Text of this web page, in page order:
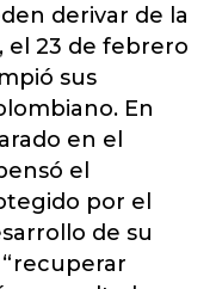
derivar de la
el 23 de febrero
sus
En
en el
el
por el
de su